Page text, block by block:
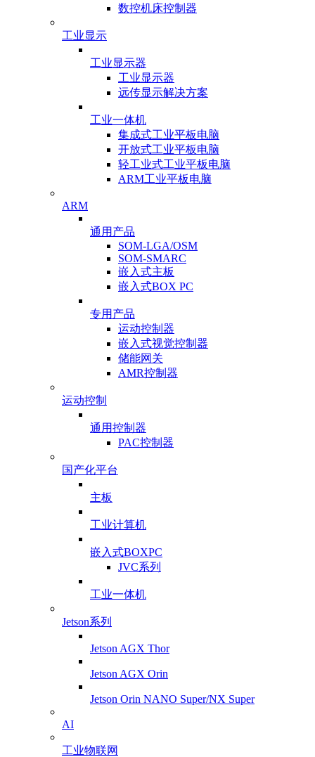
数控机床控制器
工业显示
工业显示器
工业显示器
远传显示解决方案
工业一体机
集成式工业平板电脑
开放式工业平板电脑
轻工业式工业平板电脑
ARM工业平板电脑
ARM
通用产品
SOM-LGA/OSM
SOM-SMARC
嵌入式主板
嵌入式BOX PC
专用产品
运动控制器
嵌入式视觉控制器
储能网关
AMR控制器
运动控制
通用控制器
PAC控制器
国产化平台
主板
工业计算机
嵌入式BOXPC
JVC系列
工业一体机
Jetson系列
Jetson AGX Thor
Jetson AGX Orin
Jetson Orin NANO Super/NX Super
AI
工业物联网